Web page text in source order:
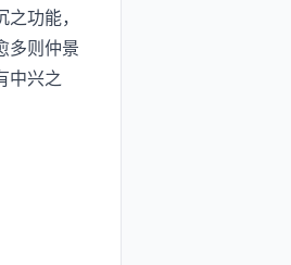
功能，
多则仲景
中兴之